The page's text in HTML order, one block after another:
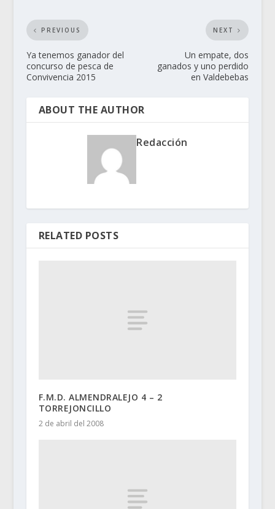
PREVIOUS
Ya tenemos ganador del
concurso de pesca de
Convivencia 2015
NEXT
Un empate, dos
ganados y uno perdido
en Valdebebas
ABOUT THE AUTHOR
Redacción
RELATED POSTS
F.M.D. ALMENDRALEJO 4 – 2
TORREJONCILLO
2 de abril del 2008